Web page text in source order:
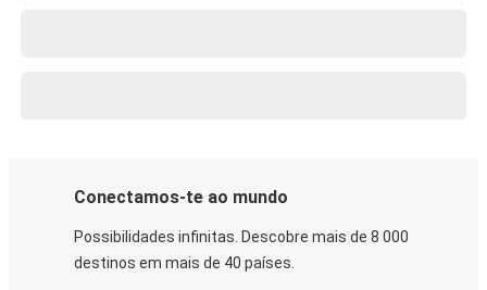
Conectamos-te ao mundo
Possibilidades infinitas. Descobre mais de 8 000
destinos em mais de 40 países.